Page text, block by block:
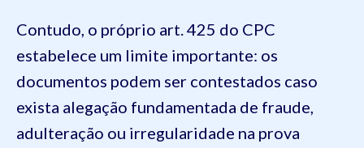
Contudo, o próprio art. 425 do CPC
estabelece um limite importante: os
documentos podem ser contestados caso
exista alegação fundamentada de fraude,
adulteração ou irregularidade na prova